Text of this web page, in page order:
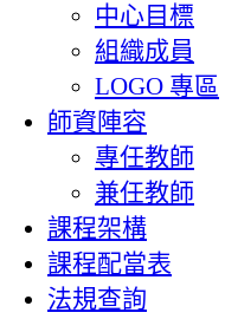
中心目標
組織成員
LOGO 專區
師資陣容
專任教師
兼任教師
課程架構
課程配當表
法規查詢